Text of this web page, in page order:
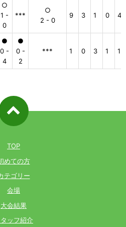
○
1 -
0
***
○
2 - 0
9 3 1 0 4
●
0 -
4
●
0 -
2
*** 1 0 3 1 1
TOP
めての方
テゴリー
会場
大会結果
ッフ紹介